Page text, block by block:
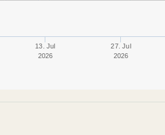
13. Jul
2026
27. Jul
2026